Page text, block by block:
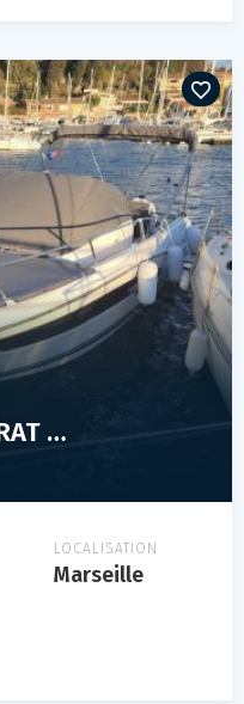
JEANNEAU CAP CAMARAT 9.0 WA
LOCALISATION
Marseille